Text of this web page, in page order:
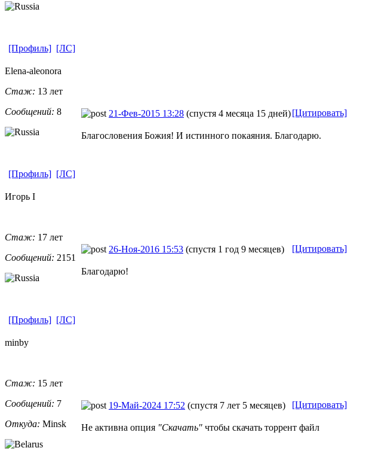
[Профиль] [ЛС]
Elena-aleono​ra
Стаж: 13 лет
Сообщений: 8 21-Фев-2015 13:28 (спустя 4 месяца 15 дней)[Цитировать]
Благословения Божия! И истинного покаяния. Благодарю.
[Профиль] [ЛС]
Игорь I
Стаж: 17 лет
Сообщений: 2151
26-Ноя-2016 15:53 (спустя 1 год 9 месяцев) [Цитировать]
Благодарю!
[Профиль] [ЛС]
minby
Стаж: 15 лет
Сообщений: 7
Откуда: Minsk
19-Май-2024 17:52 (спустя 7 лет 5 месяцев) [Цитировать]
Не активна опция "Скачать" чтобы скачать торрент файл